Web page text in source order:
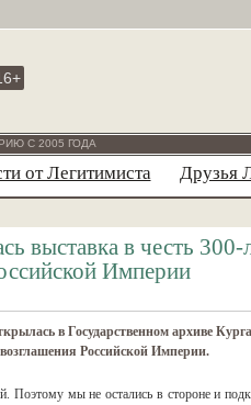
С 2005 ГОДА
от Легитимиста Друзья
выставка в честь 300-
Империи
в Государственном архиве
Российской Империи.
Поэтому мы не остались в стороне и